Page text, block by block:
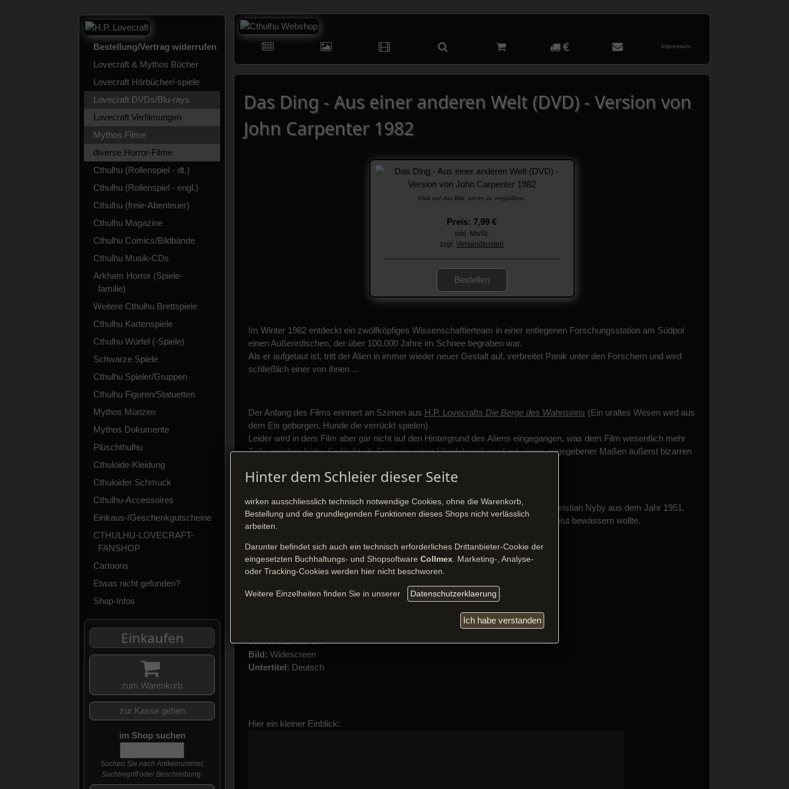
Bestellung/Vertrag widerrufen
Lovecraft & Mythos Bücher
Lovecraft Hörbücher/-spiele
Lovecraft DVDs/Blu-rays
Lovecraft Verfilmungen
Mythos Filme
diverse Horror-Filme
Cthulhu (Rollenspiel - dt.)
Cthulhu (Rollenspiel - engl.)
Cthulhu (freie-Abenteuer)
Cthulhu Magazine
Cthulhu Comics/Bildbände
Cthulhu Musik-CDs
Arkham Horror (Spiele-
familie)
Weitere Cthulhu Brettspiele
Cthulhu Kartenspiele
Cthulhu Würfel (-Spiele)
Schwarze Spiele
Cthulhu Spieler/Gruppen
Cthulhu Figuren/Statuetten
Mythos Münzen
Mythos Dokumente
Plüschthulhu
Cthuloide-Kleidung
Cthuloider Schmuck
Cthulhu-Accessoires
Einkaus-/Geschenkgutscheine
CTHULHU-LOVECRAFT-
FANSHOP
Cartoons
Etwas nicht gefunden?
Shop-Infos
Einkaufen
zum Warenkorb
zur Kasse gehen
im Shop suchen
Suchen Sie nach Artikelnummer,
Suchbegriff oder Beschreibung.
Impressum
Das Ding - Aus einer anderen Welt (DVD) - Version von
John Carpenter 1982
Klick auf das Bild, um es zu vergrößern.
Preis: 7,99 €
inkl. MwSt.
zzgl.Versandkosten
Bestellen
Im Winter 1982 entdeckt ein zwölfköpfiges Wissenschaftlerteam in einer entlegenen Forschungsstation am Südpol
einen Außerirdischen, der über 100.000 Jahre im Schnee begraben war.
Als er aufgetaut ist, tritt der Alien in immer wieder neuer Gestalt auf, verbreitet Panik unter den Forschern und wird
schließlich einer von ihnen ...
Der Anfang des Films erinnert an Szenen aus H.P. Lovecrafts Die Berge des Wahnsinns (Ein uraltes Wesen wird aus
dem Eis geborgen. Hunde die verrückt spielen).
Leider wird in dem Film aber gar nicht auf den Hintergrund des Aliens eingegangen, was dem Film wesentlich mehr
Tiefe gegeben hätte. So bleibt als Story ein reiner Überlebenskampf mit einem zugegebener Maßen äußerst bizarren
Der Film basiert aufDas Ding aus einer anderen Weltvon Howard Hawks und Christian Nyby aus dem Jahr 1951.
Im Original ist das Alien eine Superpflanze war, die ihre Sprösslinge mit Forscherblut bewässern wollte.
Das Ding - Aus einer anderen WeltUSA, 1982, 104 Minuten
FSK ab 16 freigegeben
Regie:
John Carpenter,
Kurt Russell, Wilford Brimley, David Clennon, Keith David
Tonformat:DD 2.0
Bild: Widescreen
Untertitel: Deutsch
Hier ein kleiner Einblick:
Hinter dem Schleier dieser Seite
wirken ausschliesslich technisch notwendige Cookies, ohne die Warenkorb,
Bestellung und die grundlegenden Funktionen dieses Shops nicht verlässlich
arbeiten.
Darunter befindet sich auch ein technisch erforderliches Drittanbieter-Cookie der
eingesetzten Buchhaltungs- und Shopsoftware Collmex . Marketing-, Analyse-
oder Tracking-Cookies werden hier nicht beschworen.
Weitere Einzelheiten finden Sie in unserer Datenschutzerklaerung
Ich habe verstanden